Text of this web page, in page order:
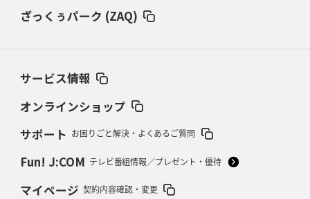
2026年2月19日(木)更新
37年女子W杯招致への課題と期待
2026年2月12日(木)更新
2026年2月5日(木)更新
ざっくぅパーク (ZAQ)
サービス情報
オンラインショップ
サポート お困りごと解決・よくあるご質問
Fun! J:COM テレビ番組情報／プレゼント・優待
マイページ 契約内容確認・変更